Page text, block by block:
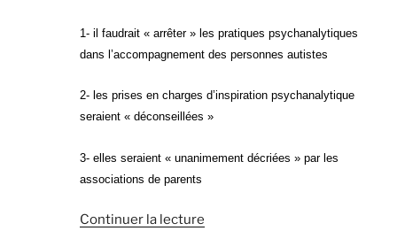
1- il faudrait « arrêter » les pratiques psychanalytiques
dans l’accompagnement des personnes autistes
2- les prises en charges d’inspiration psychanalytique
seraient « déconseillées »
3- elles seraient « unanimement décriées » par les
associations de parents
Continuer la lecture